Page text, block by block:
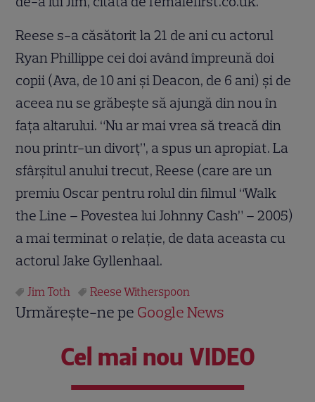
Reese s-a căsătorit la 21 de ani cu actorul
Ryan Phillippe cei doi având împreună doi
copii (Ava, de 10 ani şi Deacon, de 6 ani) şi de
aceea nu se grăbeşte să ajungă din nou în
faţa altarului. “Nu ar mai vrea să treacă din
nou printr-un divorţ”, a spus un apropiat. La
sfârşitul anului trecut, Reese (care are un
premiu Oscar pentru rolul din filmul “Walk
the Line – Povestea lui Johnny Cash” – 2005)
a mai terminat o relaţie, de data aceasta cu
actorul Jake Gyllenhaal.
Jim Toth Reese Witherspoon
Urmărește-ne pe Google News
Cel mai nou VIDEO